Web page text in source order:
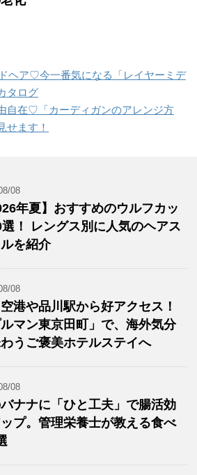
ヘア♡今一番気になる「レイヤーミデ
タログ
自在♡「カーディガンのアレンジ方
せます！
08
年夏】おすすめのウルフカッ
選！ レングス別に人気のヘアス
を紹介
08
港や品川駅から好アクセス！
ルマン東京田町」で、海外気分
うご褒美ホテルステイへ
08
ナナに「ひと工夫」で腸活効
プ。管理栄養士が教える食べ